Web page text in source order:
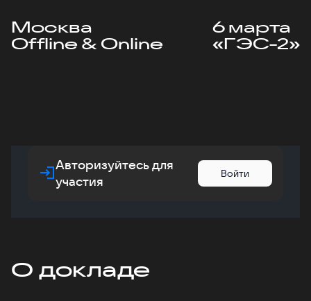
Москва
Offline & Online
6 марта
«ГЭС-2»
Авторизуйтесь для
участия
Войти
О докладе